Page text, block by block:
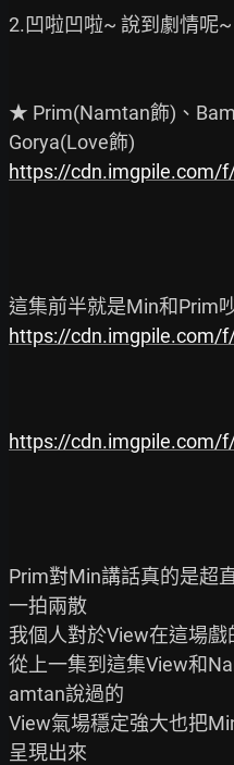
2.凹啦凹啦~ 說到劇情呢~
★ Prim(Namtan飾)、
https://cdn.imgpile.com/
https://cdn.imgpile.com/
https://cdn.imgpile.com/
Prim對Min講話真的是超
一拍兩散
我個人對於View在這場
從上一集到這集View和
amtan說過的
View氣場穩定強大也把